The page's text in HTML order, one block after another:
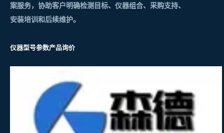
案服务，协助客户明确检测目标、仪器组合、采购支持、
安装培训和后续维护。
仪器型号参数产品询价